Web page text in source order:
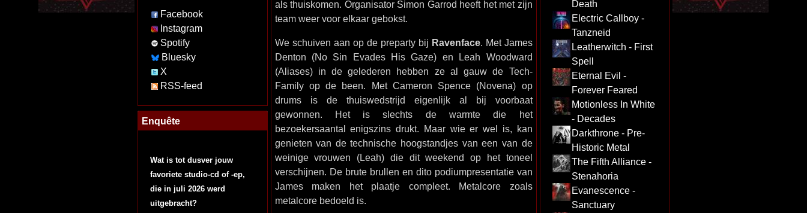
Facebook
Instagram
Spotify
Bluesky
X
RSS-feed
Enquête
Wat is tot dusver jouw
favoriete studio-cd of -ep,
die in juli 2026 werd
uitgebracht?
als thuiskomen. Organisator Simon Garrod heeft het met zijn
team weer voor elkaar gebokst.
We schuiven aan op de preparty bij Ravenface. Met James
Denton (No Sin Evades His Gaze) en Leah Woodward
(Aliases) in de gelederen hebben ze al gauw de Tech-
Family op de been. Met Cameron Spence (Novena) op
drums is de thuiswedstrijd eigenlijk al bij voorbaat
gewonnen. Het is slechts de warmte die het
bezoekersaantal enigszins drukt. Maar wie er wel is, kan
genieten van de technische hoogstandjes van een van de
weinige vrouwen (Leah) die dit weekend op het toneel
verschijnen. De brute brullen en dito podiumpresentatie van
James maken het plaatje compleet. Metalcore zoals
metalcore bedoeld is.
Death
Electric Callboy -
Tanzneid
Leatherwitch - First
Spell
Eternal Evil -
Forever Feared
Motionless In White
- Decades
Darkthrone - Pre-
Historic Metal
The Fifth Alliance -
Stenahoria
Evanescence -
Sanctuary